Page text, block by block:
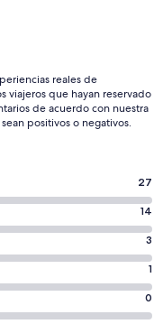
reales de
viajeros que hayan reservado
de acuerdo con nuestra
positivos o negativos.
27
14
3
1
0